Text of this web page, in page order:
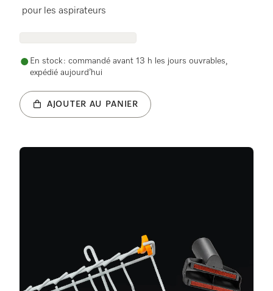
pour les aspirateurs
En stock : commandé avant 13 h les jours ouvrables,
expédié aujourd’hui
AJOUTER AU PANIER